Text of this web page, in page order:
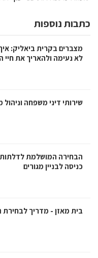
כתבות נוספות
מצברים בקרית ביאליק:
לא נעימה ולהאריך את חיי
שירותי דיני משפחה וניהול
הבחירה המושלמת
כניסה לבניין מגורים
בית מאזן - מדריך לבחירת